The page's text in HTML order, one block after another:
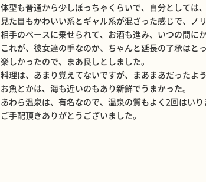
体型も普通から少しぽっちゃくらいで、自分としては
見た目もかわいい系とギャル系が混ざった感じで、ノ
相手のペースに乗せられて、お酒も進み、いつの間に
これが、彼女達の手なのか、ちゃんと延長の了承はと
楽しかったので、まあ良しとしました。
料理は、あまり覚えてないですが、まあまあだったよ
お魚とかは、海も近いのもあり新鮮でうまかった。
あわら温泉は、有名なので、温泉の質もよく2回はいり
ご手配頂きありがとうございました。